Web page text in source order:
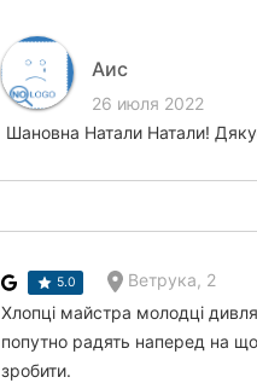
Аис
26 июля 2022
Шановна Натали Натали!
5.0 Ветрука, 2
Хлопці майстра молодці
попутно радять наперед на
зробити.